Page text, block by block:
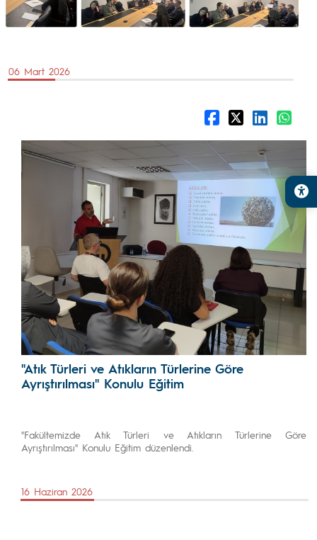
06 Mart 2026
''Atık Türleri ve Atıkların Türlerine Göre
Ayrıştırılması'' Konulu Eğitim
''Fakültemizde Atık Türleri ve Atıkların Türlerine Göre
Ayrıştırılması'' Konulu Eğitim düzenlendi.
16 Haziran 2026